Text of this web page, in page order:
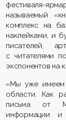
фестиваля-
называемый
комплекс на
наклейками, и
писателей,
с читателями
экспонентов на
«Мы уже имеем
области. Как
письма от
информации и